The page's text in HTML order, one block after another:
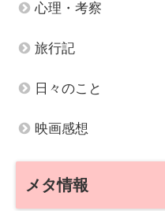
心理・考察
旅行記
日々のこと
映画感想
メタ情報